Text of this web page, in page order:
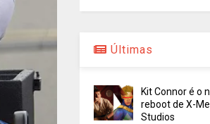
Últimas
Kit Connor é o
reboot de X-
Studios